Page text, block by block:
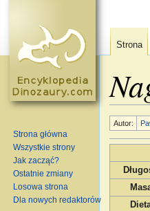
Autor:
Strona
Strona główna
Wszystkie strony
Jak zacząć?
Ostatnie zmiany
Losowa strona
Dla nowych redaktorów